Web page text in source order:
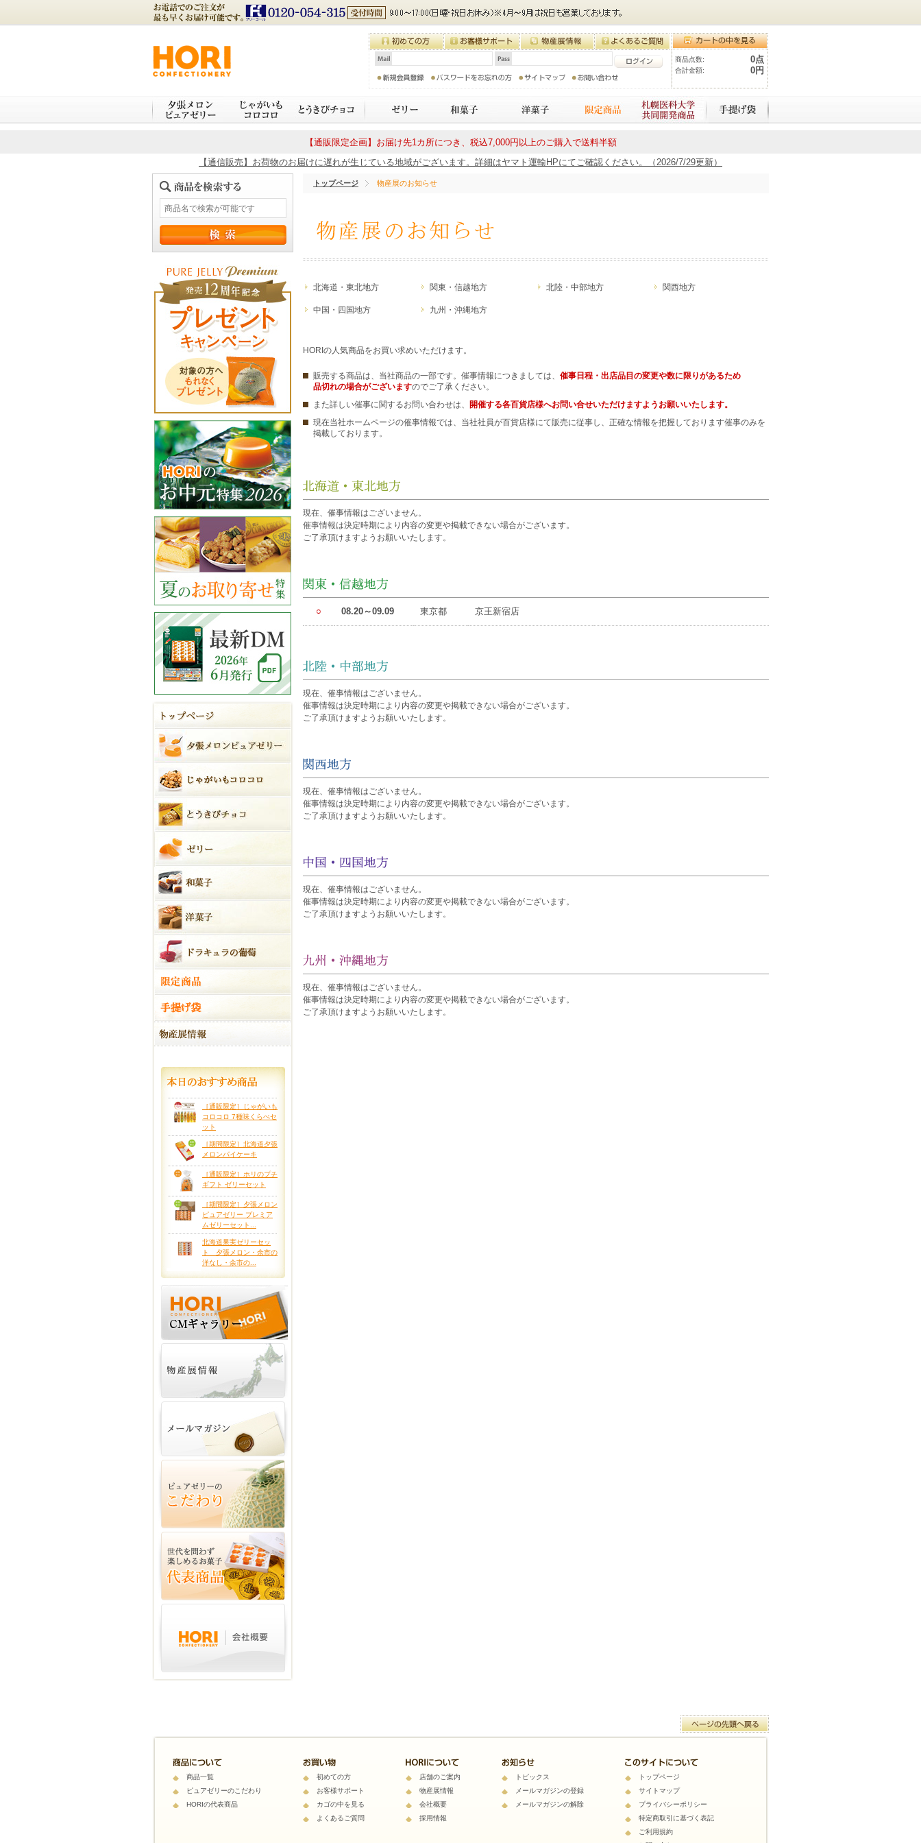
商品点数: 0点
合計金額: 0円
【通販限定企画】お届け先1カ所につき、税込7,000円以上のご購入で送料半額
【通信販売】お荷物のお届けに遅れが生じている地域がございます。詳細はヤマト運輸HPにてご確認ください。（2026/7/29更新）
［通販限定］じゃがいも
コロコロ 7種味くらべセ
ット
［期間限定］北海道夕張
メロンパイケーキ
［通販限定］ホリのプチ
ギフト ゼリーセット
［期間限定］夕張メロン
ピュアゼリー プレミア
ムゼリーセット...
北海道果実ゼリーセッ
ト 夕張メロン・余市の
洋なし・余市の...
トップページ 物産展のお知らせ
北海道・東北地方 関東・信越地方 北陸・中部地方 関西地方
中国・四国地方 九州・沖縄地方
HORIの人気商品をお買い求めいただけます。
販売する商品は、当社商品の一部です。催事情報につきましては、 催事日程・出店品目の変更や数に限りがあるため
品切れの場合がございますのでご了承ください。
また詳しい催事に関するお問い合わせは、
開催する各百貨店様へお問い合せいただけますようお願いいたします。
現在当社ホームページの催事情報では、当社社員が百貨店様にて販売に従事し、正確な情報を把握しております催事のみを
掲載しております。
現在、催事情報はございません。
催事情報は決定時期により内容の変更や掲載できない場合がございます。
ご了承頂けますようお願いいたします。
○ 08.20～09.09 東京都 京王新宿店
現在、催事情報はございません。
催事情報は決定時期により内容の変更や掲載できない場合がございます。
ご了承頂けますようお願いいたします。
現在、催事情報はございません。
催事情報は決定時期により内容の変更や掲載できない場合がございます。
ご了承頂けますようお願いいたします。
現在、催事情報はございません。
催事情報は決定時期により内容の変更や掲載できない場合がございます。
ご了承頂けますようお願いいたします。
現在、催事情報はございません。
催事情報は決定時期により内容の変更や掲載できない場合がございます。
ご了承頂けますようお願いいたします。
商品一覧
ピュアゼリーのこだわり
HORIの代表商品
初めての方
お客様サポート
カゴの中を見る
よくあるご質問
店舗のご案内
物産展情報
会社概要
採用情報
トピックス
メールマガジンの登録
メールマガジンの解除
トップページ
サイトマップ
プライバシーポリシー
特定商取引に基づく表記
ご利用規約